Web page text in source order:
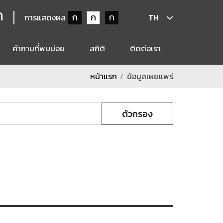
การแสดงผล ก ก ก TH
คำถามที่พบบ่อย สถิติ ติดต่อเรา
หน้าแรก ข้อมูลเผยแพร่
ตัวกรอง